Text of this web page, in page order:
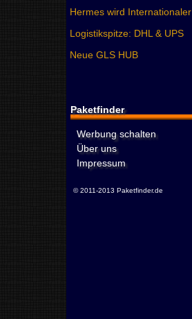
Hermes wird Internationaler
Logistikspitze: DHL & UPS
Neue GLS HUB
Paketfinder
Werbung schalten
Über uns
Impressum
© 2011-2013 Paketfinder.de